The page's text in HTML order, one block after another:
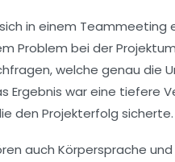
in einem
Problem bei der
welche genau die
Ergebnis war eine tiefere
den Projekterfolg sicherte.
auch Körpersprache